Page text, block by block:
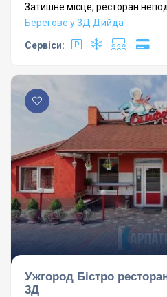
Затишне місце, ресторан
Берегове у 3Д Дийда
Сервіси:
Ужгород Бістро
3Д